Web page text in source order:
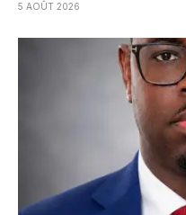
5 AOÛT 2026